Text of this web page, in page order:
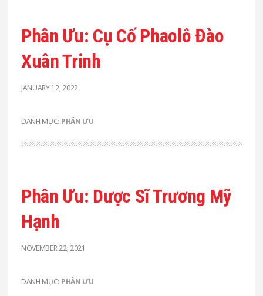
Phân Ưu: Cụ Cố Phaolô Đào
Xuân Trinh
JANUARY 12, 2022
DANH MỤC: PHÂN ƯU
Phân Ưu: Dược Sĩ Trương Mỹ
Hạnh
NOVEMBER 22, 2021
DANH MỤC: PHÂN ƯU